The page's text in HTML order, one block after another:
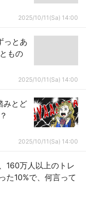
2025/10/11(Sa) 14:00
っとあ
もの
2025/10/11(Sa) 14:00
みとど
2025/10/11(Sa) 14:00
160万人以上のトレ